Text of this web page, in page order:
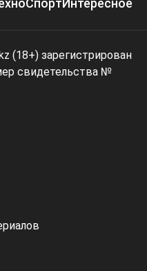
СпортИнтересное
(18+) зарегистрирован
свидетельства №